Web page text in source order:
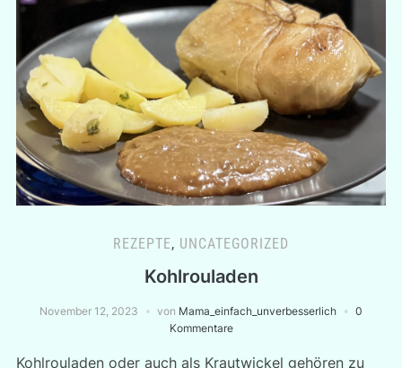
REZEPTE, UNCATEGORIZED
Kohlrouladen
November 12, 2023 von Mama_einfach_unverbesserlich
0
Kommentare
Kohlrouladen oder auch als Krautwickel gehören zu